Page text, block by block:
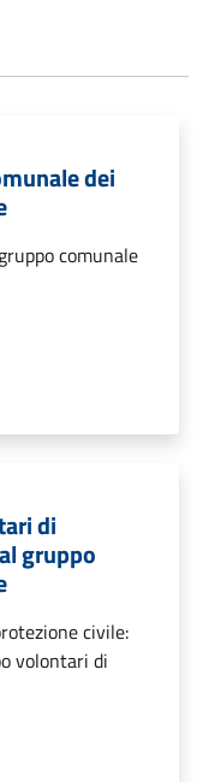
dei
comunale
di
gruppo
civile:
volontari di